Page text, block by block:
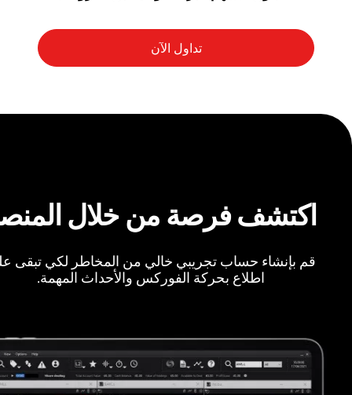
اكتشف فرصة من خلال
قم بإنشاء حساب تجريبي خالي من المخاطر لكي تبقى
اطلاع بحركة الفوركس والأحداث المهمة.